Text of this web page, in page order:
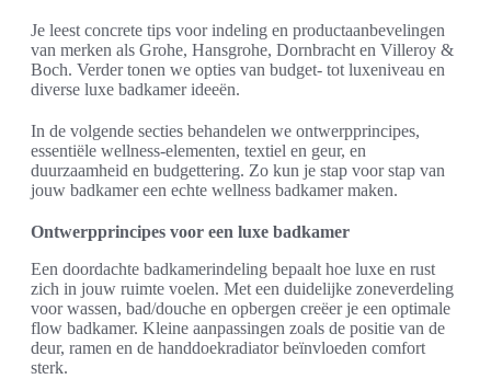
Je leest concrete tips voor indeling en productaanbevelingen
van merken als Grohe, Hansgrohe, Dornbracht en Villeroy &
Boch. Verder tonen we opties van budget- tot luxeniveau en
diverse luxe badkamer ideeën.
In de volgende secties behandelen we ontwerpprincipes,
essentiële wellness-elementen, textiel en geur, en
duurzaamheid en budgettering. Zo kun je stap voor stap van
jouw badkamer een echte wellness badkamer maken.
Ontwerpprincipes voor een luxe badkamer
Een doordachte badkamerindeling bepaalt hoe luxe en rust
zich in jouw ruimte voelen. Met een duidelijke zoneverdeling
voor wassen, bad/douche en opbergen creëer je een optimale
flow badkamer. Kleine aanpassingen zoals de positie van de
deur, ramen en de handdoekradiator beïnvloeden comfort
sterk.